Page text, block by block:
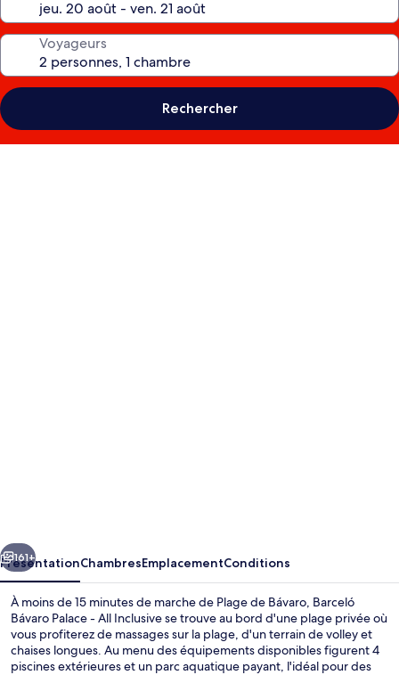
Voyageurs
Rechercher
All
Inclusive
Suivant
161+
PrésentationChambresEmplacementConditions
À moins de 15 minutes de marche de Plage de Bávaro, Barceló
Bávaro Palace - All Inclusive se trouve au bord d'une plage privée où
vous profiterez de massages sur la plage, d'un terrain de volley et
chaises longues. Au menu des équipements disponibles figurent 4
piscines extérieures et un parc aquatique payant, l'idéal pour des